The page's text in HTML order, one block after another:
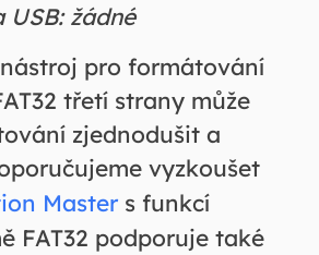
USB: žádné
pro formátování
třetí strany může
zjednodušit a
vyzkoušet
Masters funkcí
FAT32 podporuje také